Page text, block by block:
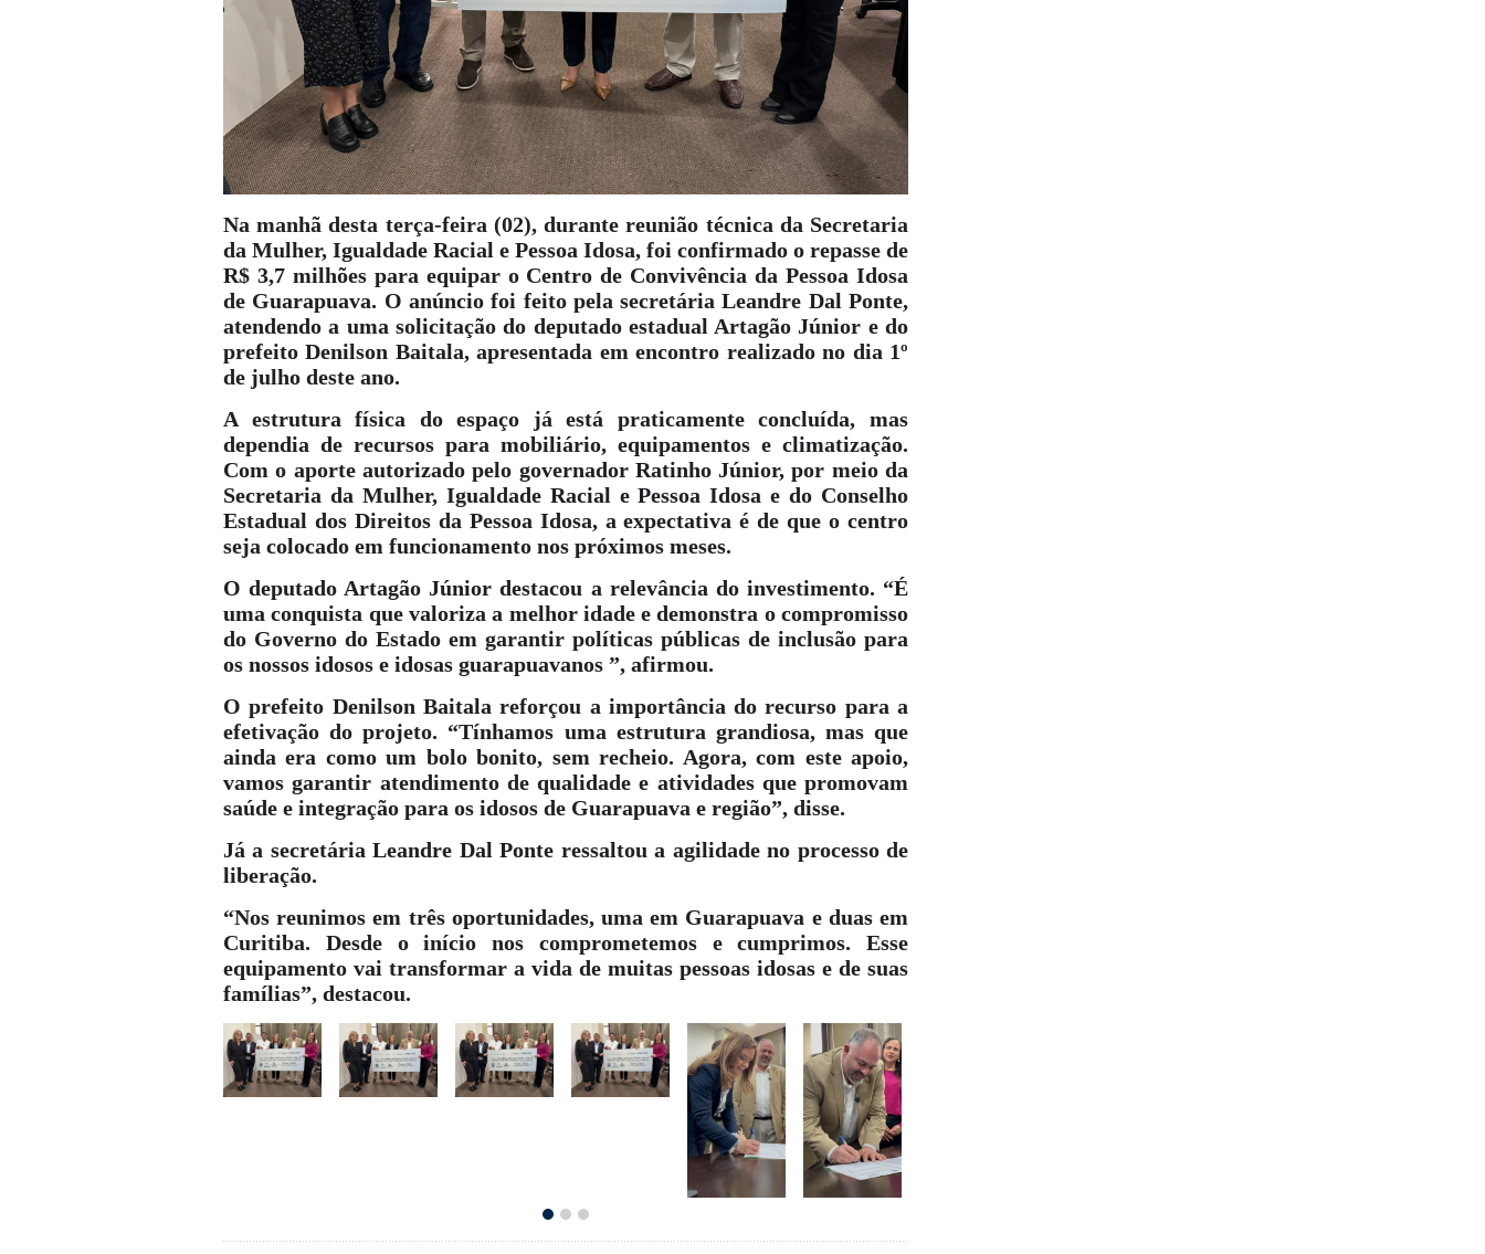
Na manhã desta terça-feira (02), durante reunião técnica da Secretaria
da Mulher, Igualdade Racial e Pessoa Idosa, foi confirmado o repasse de
R$ 3,7 milhões para equipar o Centro de Convivência da Pessoa Idosa
de Guarapuava. O anúncio foi feito pela secretária Leandre Dal Ponte,
atendendo a uma solicitação do deputado estadual Artagão Júnior e do
prefeito Denilson Baitala, apresentada em encontro realizado no dia 1º
de julho deste ano.
A estrutura física do espaço já está praticamente concluída, mas
dependia de recursos para mobiliário, equipamentos e climatização.
Com o aporte autorizado pelo governador Ratinho Júnior, por meio da
Secretaria da Mulher, Igualdade Racial e Pessoa Idosa e do Conselho
Estadual dos Direitos da Pessoa Idosa, a expectativa é de que o centro
seja colocado em funcionamento nos próximos meses.
O deputado Artagão Júnior destacou a relevância do investimento. “É
uma conquista que valoriza a melhor idade e demonstra o compromisso
do Governo do Estado em garantir políticas públicas de inclusão para
os nossos idosos e idosas guarapuavanos ”, afirmou.
O prefeito Denilson Baitala reforçou a importância do recurso para a
efetivação do projeto. “Tínhamos uma estrutura grandiosa, mas que
ainda era como um bolo bonito, sem recheio. Agora, com este apoio,
vamos garantir atendimento de qualidade e atividades que promovam
saúde e integração para os idosos de Guarapuava e região”, disse.
Já a secretária Leandre Dal Ponte ressaltou a agilidade no processo de
liberação.
“Nos reunimos em três oportunidades, uma em Guarapuava e duas em
Curitiba. Desde o início nos comprometemos e cumprimos. Esse
equipamento vai transformar a vida de muitas pessoas idosas e de suas
famílias”, destacou.